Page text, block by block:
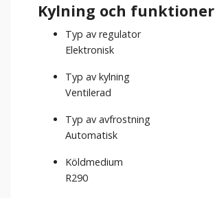
Kylning och funktioner
Typ av regulator
Elektronisk
Typ av kylning
Ventilerad
Typ av avfrostning
Automatisk
Köldmedium
R290